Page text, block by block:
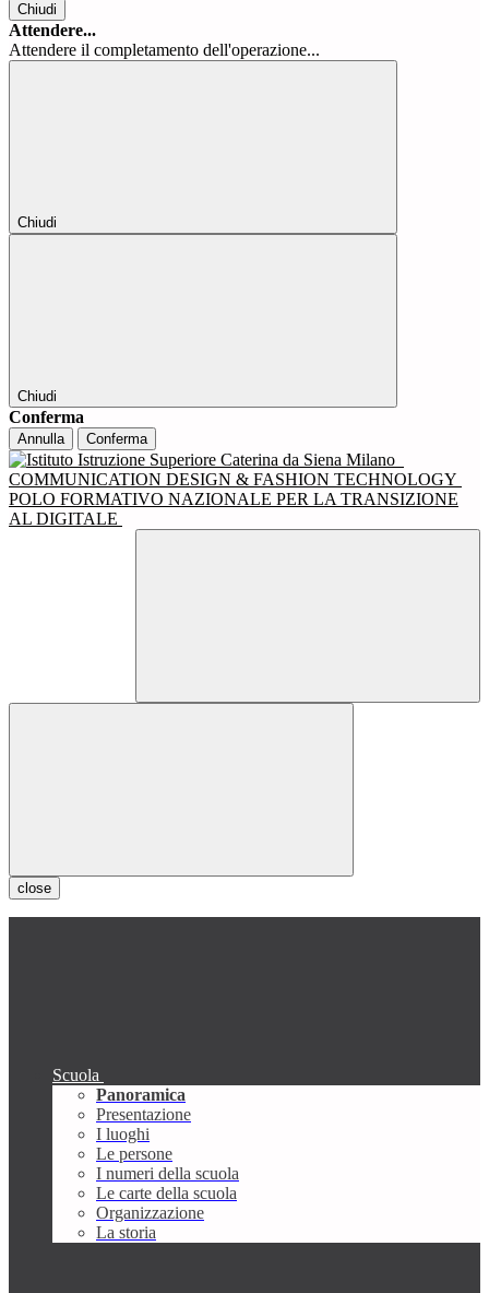
Chiudi
Attendere...
Attendere il completamento dell'operazione...
Chiudi
Chiudi
Conferma
Annulla Conferma
COMMUNICATION DESIGN & FASHION TECHNOLOGY
POLO FORMATIVO NAZIONALE PER LA TRANSIZIONE
AL DIGITALE
close
Scuola
Panoramica
Presentazione
I luoghi
Le persone
I numeri della scuola
Le carte della scuola
Organizzazione
La storia